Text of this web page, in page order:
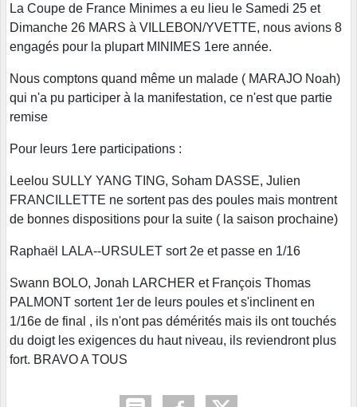
La Coupe de France Minimes a eu lieu le Samedi 25 et
Dimanche 26 MARS à VILLEBON/YVETTE, nous avions 8
engagés pour la plupart MINIMES 1ere année.
Nous comptons quand même un malade ( MARAJO Noah)
qui n'a pu participer à la manifestation, ce n'est que partie
remise
Pour leurs 1ere participations :
Leelou SULLY YANG TING, Soham DASSE, Julien
FRANCILLETTE ne sortent pas des poules mais montrent
de bonnes dispositions pour la suite ( la saison prochaine)
Raphaël LALA--URSULET sort 2e et passe en 1/16
Swann BOLO, Jonah LARCHER et François Thomas
PALMONT sortent 1er de leurs poules et s'inclinent en
1/16e de final , ils n'ont pas démérités mais ils ont touchés
du doigt les exigences du haut niveau, ils reviendront plus
fort. BRAVO A TOUS